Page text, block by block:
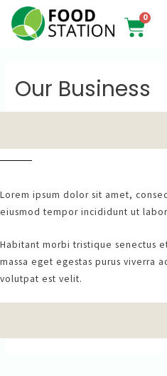
Our Business
Lorem ipsum dolor sit amet,
eiusmod tempor incididunt ut
Habitant morbi tristique senectus
massa eget egestas purus viverra
volutpat est velit.